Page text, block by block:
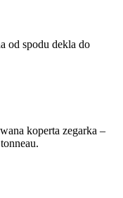
od spodu dekla do
koperta zegarka –